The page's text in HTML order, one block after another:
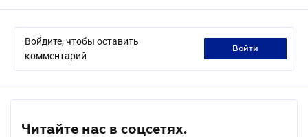
Войдите, чтобы оставить
комментарий
войти
Читайте нас в соцсетях.